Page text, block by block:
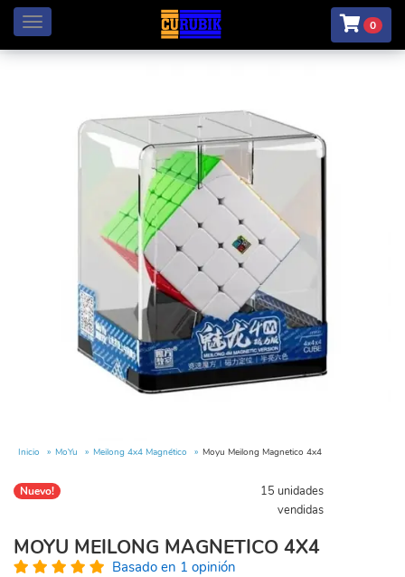
Menú 0
Inicio MoYu Meilong 4x4 Magnético Moyu Meilong Magnetico 4x4
Nuevo!
15 unidades
vendidas
MOYU MEILONG MAGNETICO 4X4
Basado en 1 opinión